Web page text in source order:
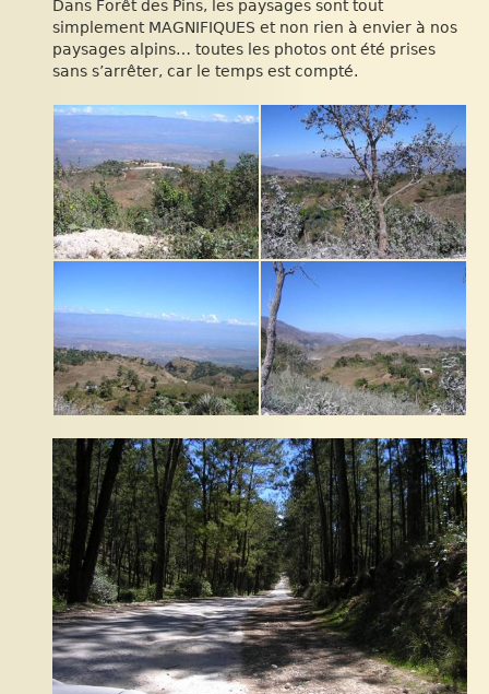
Dans Forêt des Pins, les paysages sont tout
simplement MAGNIFIQUES et non rien à envier à nos
paysages alpins… toutes les photos ont été prises
sans s’arrêter, car le temps est compté.